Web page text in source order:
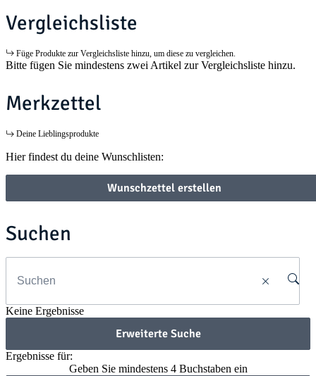
Vergleichsliste
Füge Produkte zur Vergleichsliste hinzu, um diese zu vergleichen.
Bitte fügen Sie mindestens zwei Artikel zur Vergleichsliste hinzu.
Merkzettel
Deine Lieblingsprodukte
Hier findest du deine Wunschlisten:
Wunschzettel erstellen
Suchen
Keine Ergebnisse
Erweiterte Suche
Ergebnisse für:
Geben Sie mindestens 4 Buchstaben ein